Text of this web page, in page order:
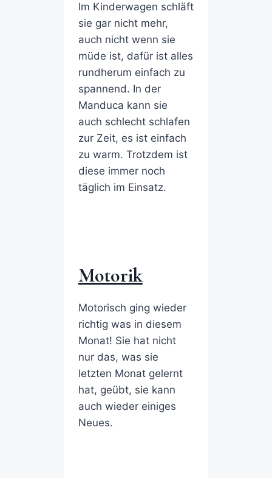
Im Kinderwagen schläft
sie gar nicht mehr,
auch nicht wenn sie
müde ist, dafür ist alles
rundherum einfach zu
spannend. In der
Manduca kann sie
auch schlecht schlafen
zur Zeit, es ist einfach
zu warm. Trotzdem ist
diese immer noch
täglich im Einsatz.
Motorik
Motorisch ging wieder
richtig was in diesem
Monat! Sie hat nicht
nur das, was sie
letzten Monat gelernt
hat, geübt, sie kann
auch wieder einiges
Neues.